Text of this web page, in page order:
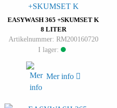
EASYWASH 365 +SKUMSET K
8 LITER
Artikelnummer: RM200160720
I lager:
Mer info